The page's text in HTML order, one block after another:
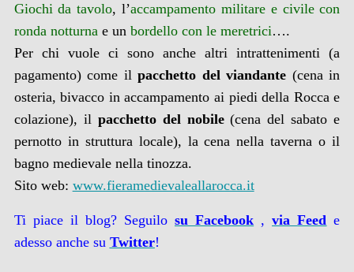
Giochi da tavolo, l’accampamento militare e civile con
ronda notturnae un bordello con le meretrici….
Per chi vuole ci sono anche altri intrattenimenti (a
pagamento) come ilpacchetto del viandante (cena in
osteria, bivacco in accampamento ai piedi della Rocca e
colazione), il pacchetto del nobile(cena del sabato e
pernotto in struttura locale), la cena nella taverna o il
bagno medievale nella tinozza.
Sito web: www.fieramedievaleallarocca.it
Ti piace il blog? Seguilo su Facebook ,viaFeed e
adesso anche su Twitter!